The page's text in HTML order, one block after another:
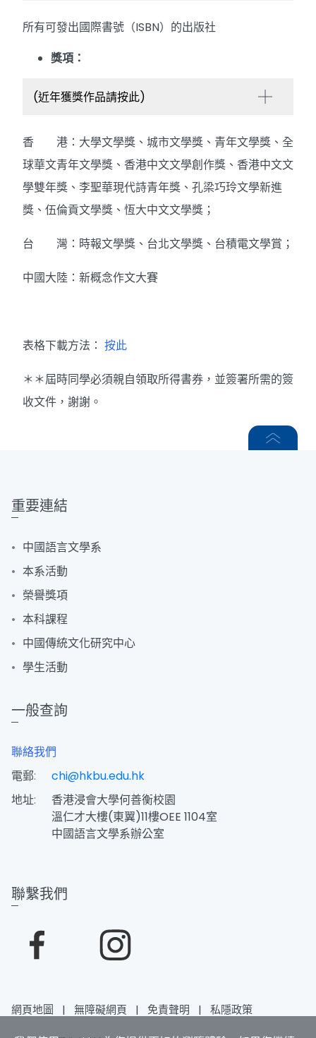
所有可發出國際書號（ISBN）的出版社
獎項：
(近年獲獎作品請按此)
香 港：大學文學獎、城市文學獎、青年文學獎、全
球華文青年文學獎、香港中文文學創作獎、香港中文文
學雙年獎、李聖華現代詩青年獎、孔梁巧玲文學新進
獎、伍倫貢文學獎、恆大中文文學獎；
台 灣：時報文學獎、台北文學獎、台積電文學賞；
中國大陸：新概念作文大賽
表格下載方法： 按此
＊＊屆時同學必須親自領取所得書券，並簽署所需的簽
收文件，謝謝。
重要連結
中國語言文學系
本系活動
榮譽獎項
本科課程
中國傳統文化研究中心
學生活動
一般查詢
聯絡我們
電郵:
chi@hkbu.edu.hk
地址:
香港浸會大學何善衡校園
溫仁才大樓(東翼)11樓OEE 1104室
中國語言文學系辦公室
聯繫我們
網頁地圖 | 無障礙網頁 | 免責聲明 | 私隱政策